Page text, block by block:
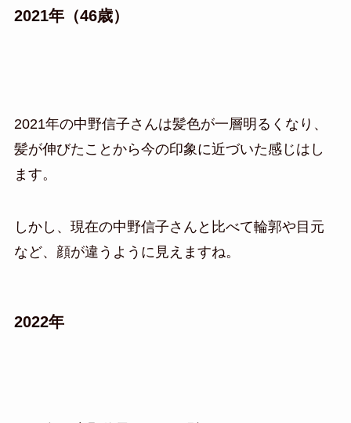
2021年（46歳）
2021年の中野信子さんは髪色が一層明るくなり、
髪が伸びたことから今の印象に近づいた感じはし
ます。
しかし、現在の中野信子さんと比べて輪郭や目元
など、顔が違うように見えますね。
2022年